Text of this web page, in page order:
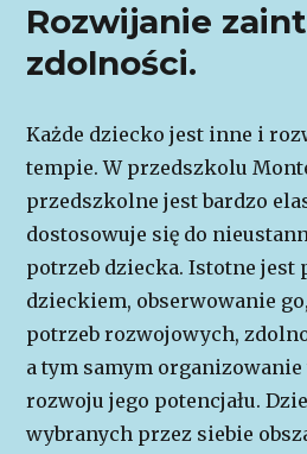
Rozwijanie
zdolności.
Każde dziecko jest inne i
tempie. W przedszkolu
przedszkolne jest bardzo
dostosowuje się do
potrzeb dziecka. Istotne jest
dzieckiem, obserwowanie
potrzeb rozwojowych,
a tym samym
rozwoju jego potencjału.
wybranych przez siebie